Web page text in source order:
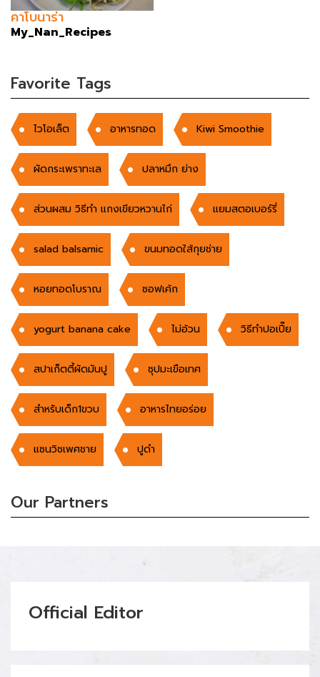
คาโบนาร่า
My_Nan_Recipes
Favorite Tags
ไวโอเล็ต อาหารทอด Kiwi Smoothie
ผัดกระเพราทะเล ปลาหมึก ย่าง
ส่วนผสม วิธีทำ แกงเขียวหวานไก่ แยมสตอเบอร์รี่
salad balsamic ขนมทอดใส้กุยช่าย
หอยทอดโบราณ ซอฟเค้ก
yogurt banana cake ไม่อ้วน วิธีทำปอเปี๊ย
สปาเก็ตตี้ผัดมันปู ซุปมะเขือเทศ
สำหรับเด็ก1ขวบ อาหารไทยอร่อย
แซนวิชเพศชาย ปูดำ
Our Partners
Official Editor